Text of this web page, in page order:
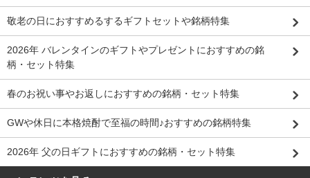
敬老の日におすすめるするギフトセットや銘柄特集
2026年 バレンタインのギフトやプレゼントにおすすめの銘
柄・セット特集
春のお祝い事やお返しにおすすめの銘柄・セット特集
GWや休日に本格焼酎で至福の時間♪おすすめの銘柄特集
2026年 父の日ギフトにおすすめの銘柄・セット特集